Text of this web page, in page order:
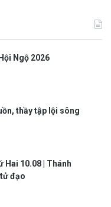
Ngộ 2026
thầy tập lội sông
Hai 10.08 | Thánh
đạo